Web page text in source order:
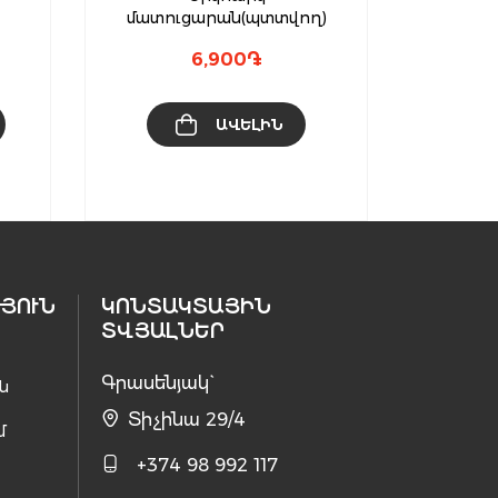
մատուցարան(պտտվող)
6,900֏
ԱՎԵԼԻՆ
ԿՈՆՏԱԿՏԱՅԻՆ
ՏՎՅԱԼՆԵՐ
Գրասենյակ`
Տիչինա 29/4
+374 98 992 117